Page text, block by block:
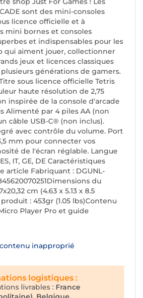
sont des mini-consoles
licence officielle et à
mini bornes et consoles
et indispensables pour les
qui aiment jouer, collectionner
jeux et licences classiques
générations de gamers.
sous licence officielle Tetris
haute résolution de 2,75
inspirée de la console d'arcade
Alimenté par 4 piles AA (non
câble USB-C® (non inclus).
avec contrôle du volume. Port
mm pour connecter vos
de l'écran réglable. Langue
IT, GE, DE Caractéristiques
article Fabriquant : DGUNL-
du
cm (4.63 x 5.13 x 8.5
: 453gr (1.05 lbs)Contenu
Player Pro et guide
inapproprié
logistiques :
livrables : France